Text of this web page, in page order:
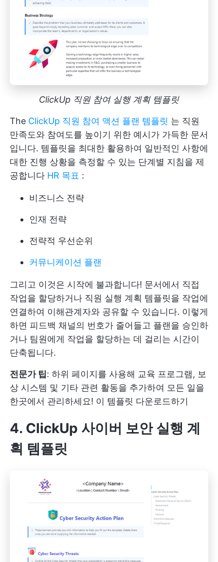
ClickUp 직원 참여 실행 계획 템플릿
The ClickUp 직원 참여 액션 플랜 템플릿 는 직원
만족도와 참여도를 높이기 위한 예시가 가득한 문서
입니다. 템플릿을 최대한 활용하여 일반적인 사항에
대한 진행 상황을 측정할 수 있는 단계별 지침을 제
공합니다 HR 목표 :
비즈니스 전략
인재 전략
전략적 우선순위
커뮤니케이션 플랜
그리고 이것은 시작에 불과합니다! 문서에서 직접
작업을 할당하거나 직원 실행 계획 템플릿을 작업에
연결하여 이해관계자와 공유할 수 있습니다. 이렇게
하면 피드백 채널의 번호가 줄어들고 플랜을 승인하
거나 팀원에게 작업을 할당하는 데 걸리는 시간이
단축됩니다.
전문가 팁: 하위 페이지를 사용해 교육 프로그램, 보
상 시스템 및 기타 관련 활동을 추가하여 모든 일을
한곳에서 관리하세요! 이 템플릿 다운로드하기
4. ClickUp 사이버 보안 실행 계
획 템플릿